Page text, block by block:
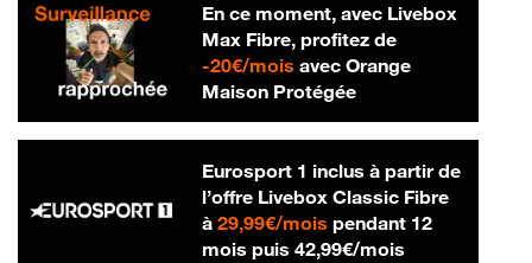
En ce moment, avec Livebox
Max Fibre, profitez de
-20€/mois20 € par mois
avec Orange
Maison Protégée
Eurosport 1 inclus à partir de
l’offre Livebox Classic Fibre
à 29,99€/mois29,99 € par mois
pendant 12
mois puis 42,99€/mois42,99 € par